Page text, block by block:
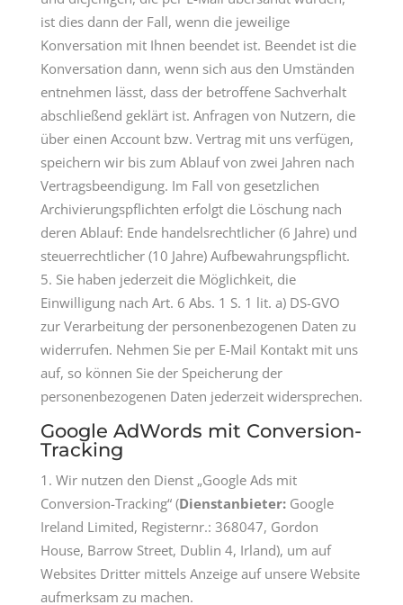
ist dies dann der Fall, wenn die jeweilige
Konversation mit Ihnen beendet ist. Beendet ist die
Konversation dann, wenn sich aus den Umständen
entnehmen lässt, dass der betroffene Sachverhalt
abschließend geklärt ist. Anfragen von Nutzern, die
über einen Account bzw. Vertrag mit uns verfügen,
speichern wir bis zum Ablauf von zwei Jahren nach
Vertragsbeendigung. Im Fall von gesetzlichen
Archivierungspflichten erfolgt die Löschung nach
deren Ablauf: Ende handelsrechtlicher (6 Jahre) und
steuerrechtlicher (10 Jahre) Aufbewahrungspflicht.
Sie haben jederzeit die Möglichkeit, die
Einwilligung nach Art. 6 Abs. 1 S. 1 lit. a) DS-GVO
zur Verarbeitung der personenbezogenen Daten zu
widerrufen. Nehmen Sie per E-Mail Kontakt mit uns
auf, so können Sie der Speicherung der
personenbezogenen Daten jederzeit widersprechen.
Google AdWords mit Conversion-
Tracking
Wir nutzen den Dienst „Google Ads mit
Conversion-Tracking“ (Dienstanbieter:Google
Ireland Limited, Registernr.: 368047, Gordon
House, Barrow Street, Dublin 4, Irland), um auf
Websites Dritter mittels Anzeige auf unsere Website
aufmerksam zu machen.